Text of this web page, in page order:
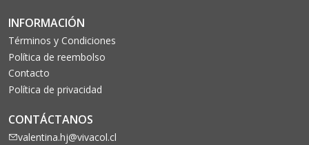
INFORMACIÓN
Términos y Condiciones
Política de reembolso
Contacto
Política de privacidad
CONTÁCTANOS
valentina.hj@vivacol.cl